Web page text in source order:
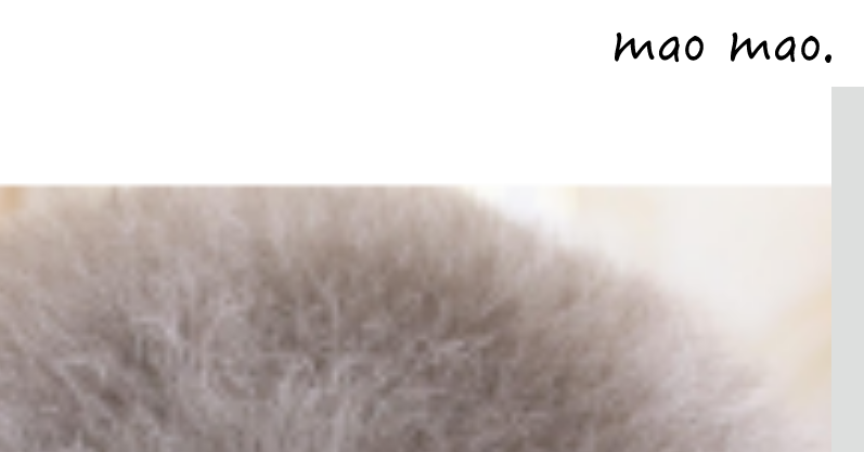
パピーのご購入・お問い合わせ